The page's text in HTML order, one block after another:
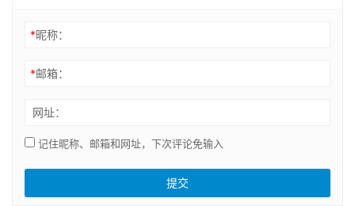
*昵称：
*邮箱：
网址：
记住昵称、邮箱和网址，下次评论免输入